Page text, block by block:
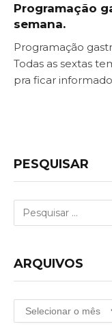
Programação
semana.
Programação
Todas as sextas
pra ficar
PESQUISAR
ARQUIVOS
Arquivos